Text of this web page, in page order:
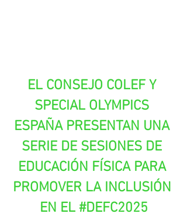
EL CONSEJO COLEF Y
SPECIAL OLYMPICS
ESPAÑA PRESENTAN UNA
SERIE DE SESIONES DE
EDUCACIÓN FÍSICA PARA
PROMOVER LA INCLUSIÓN
EN EL #DEFC2025